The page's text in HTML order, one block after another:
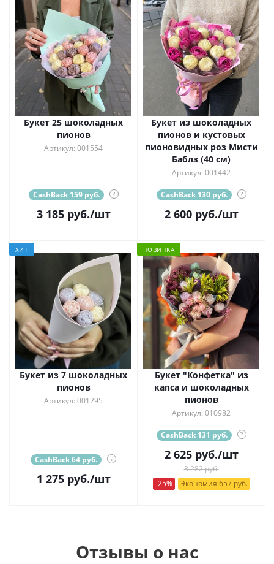
Букет 25 шоколадных
пионов
Артикул: 001554
CashBack 159 руб. ?
3 185руб./шт
Букет из шоколадных
пионов и кустовых
пионовидных роз Мисти
Баблз (40 см)
Артикул: 001442
CashBack 130 руб. ?
2 600руб./шт
ХИТ
Букет из 7 шоколадных
пионов
Артикул: 001295
CashBack 64 руб. ?
1 275руб./шт
НОВИНКА
Букет "Конфетка" из
капса и шоколадных
пионов
Артикул: 010982
CashBack 131 руб. ?
2 625руб./шт
3 282 руб.
-25%
Экономия 657 руб.
Отзывы о нас